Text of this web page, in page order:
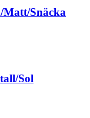
Matt/Snäcka
Sol